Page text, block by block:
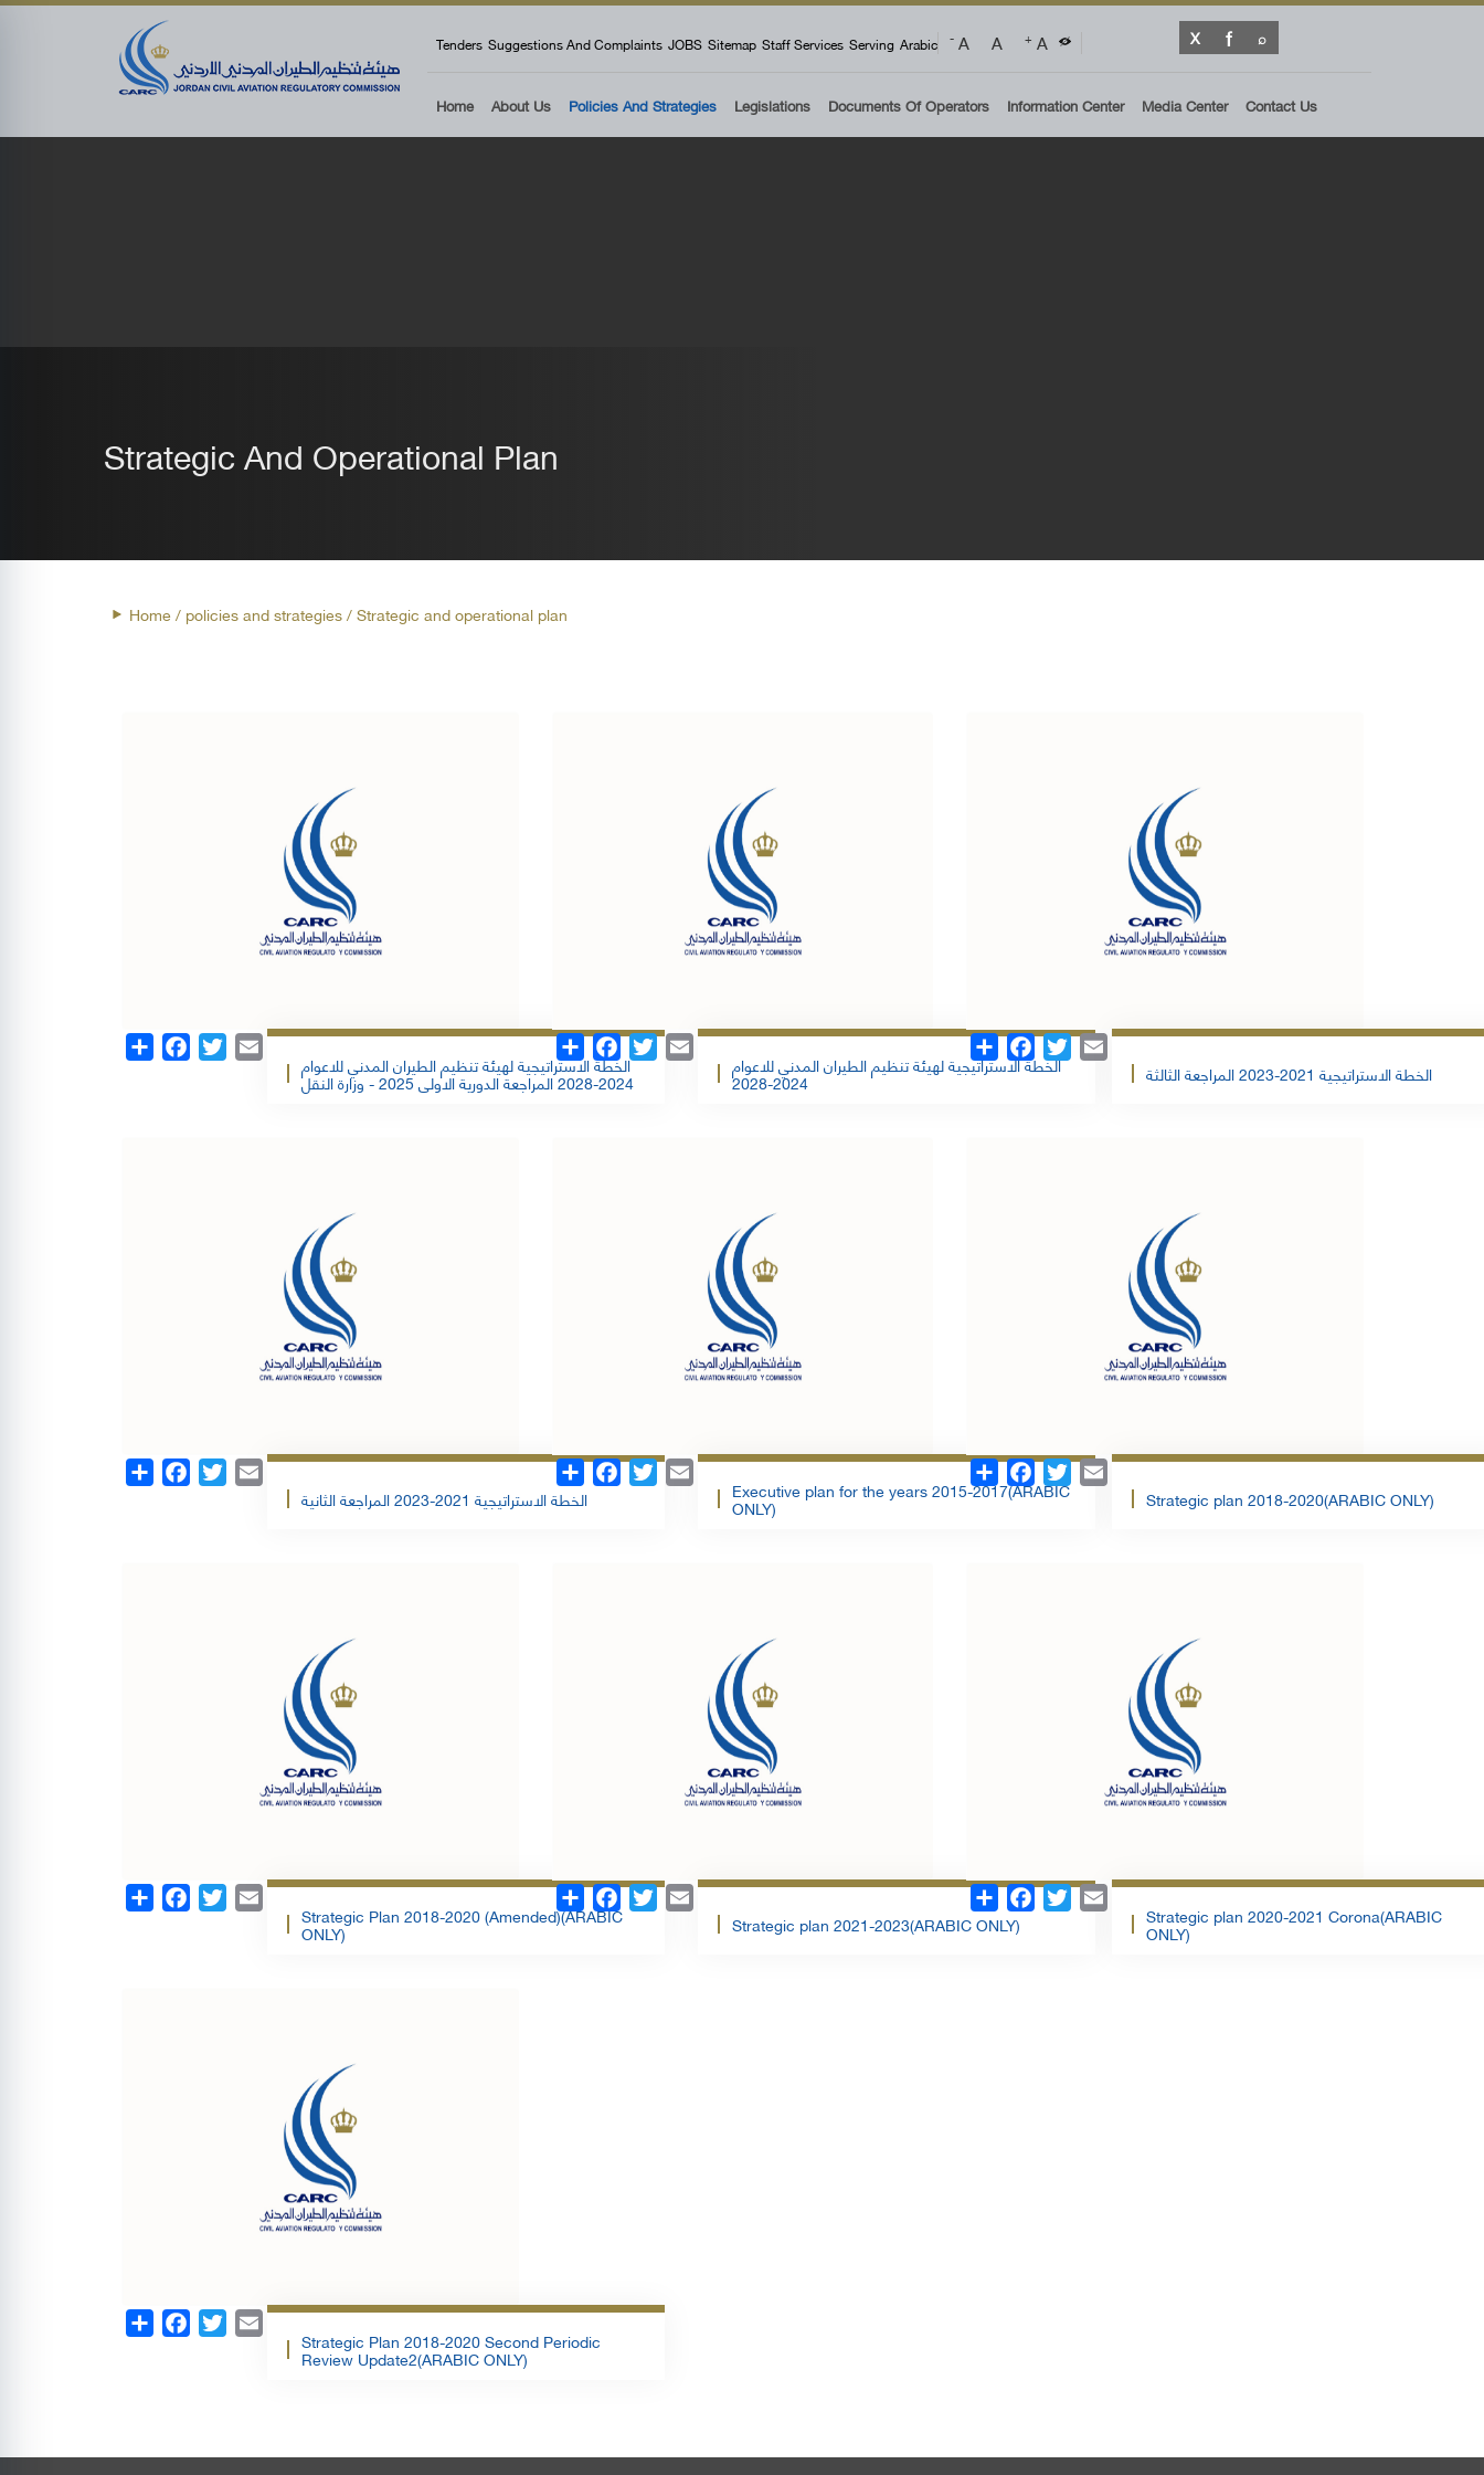
top menu
Tenders Suggestions And Complaints JOBS Sitemap Staff Services Serving Arabic -A A + A
Home About Us Policies And Strategies Legislations Documents Of Operators Information Center Media Center Contact Us
Strategic And Operational Plan
Home/ policies and strategies / Strategic and operational plan
ShareFacebook
TwitterEmail
الخطة الاستراتيجية لهيئة تنظيم الطيران المدني للاعوام
2024-2028 المراجعة الدورية الاولى 2025 - وزارة النقل
ShareFacebook
TwitterEmail
الخطة الاستراتيجية لهيئة تنظيم الطيران المدني للاعوام
2024-2028
ShareFacebook
TwitterEmail
الخطة الاستراتيجية 2021-2023 المراجعة الثالثة
ShareFacebook
TwitterEmail
الخطة الاستراتيجية 2021-2023 المراجعة الثانية
ShareFacebook
TwitterEmail
Executive plan for the years 2015-2017(ARABIC
ONLY)
ShareFacebook
TwitterEmail
Strategic plan 2018-2020(ARABIC ONLY)
ShareFacebook
TwitterEmail
Strategic Plan 2018-2020 (Amended)(ARABIC
ONLY)
ShareFacebook
TwitterEmail
Strategic plan 2021-2023(ARABIC ONLY)
ShareFacebook
TwitterEmail
Strategic plan 2020-2021 Corona(ARABIC
ONLY)
ShareFacebook
TwitterEmail
Strategic Plan 2018-2020 Second Periodic
Review Update2(ARABIC ONLY)